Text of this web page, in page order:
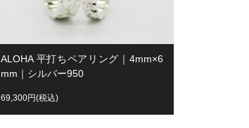
ALOHA 平打ちペアリング｜4mm×6
mm｜シルバー950
69,300円(税込)